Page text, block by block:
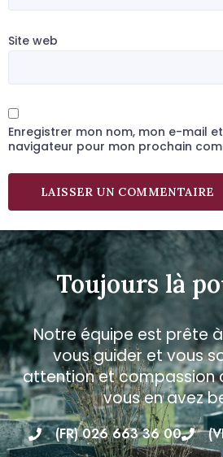
Site web
Enregistrer mon nom, mon e-mail
navigateur pour mon prochain
Toujours là
Notre équipe est prête
vous guider et vous
attention et compassion
vous en avez
(FR) 026 663 36 00